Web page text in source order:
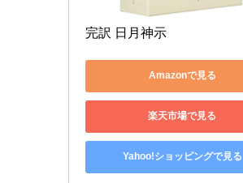
完訳 日月神示
Amazonで見る
楽天市場で見る
Yahoo!ショッピングで見る